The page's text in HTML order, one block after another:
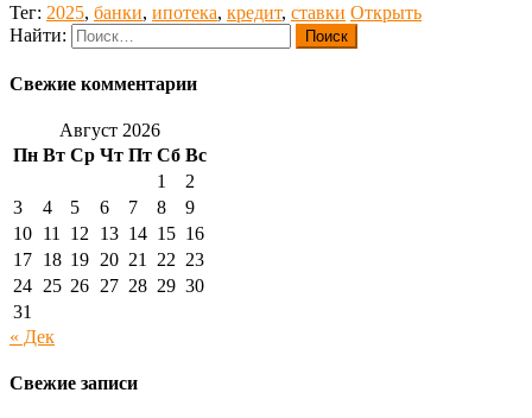
Тег: 2025, банки, ипотека, кредит, ставки Открыть
Найти:
Свежие комментарии
Август 2026
Пн Вт Ср Чт Пт Сб Вс
1
2
3
4 5 6 7 8
9
10 11 12 13 14 15 16
17 18 19 20 21 22 23
24 25 26 27 28 29 30
31
« Дек
Свежие записи